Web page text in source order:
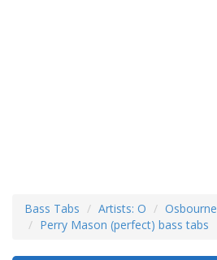
Bass Tabs Artists: O
Perry Mason (perfect) bass tabs